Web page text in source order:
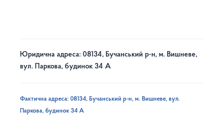
Юридична адреса: 08134, Бучанський р-н, м. Вишневе,
вул. Паркова, будинок 34 А
Фактична адреса: 08134, Бучанський р-н, м. Вишневе, вул.
Паркова, будинок 34 А